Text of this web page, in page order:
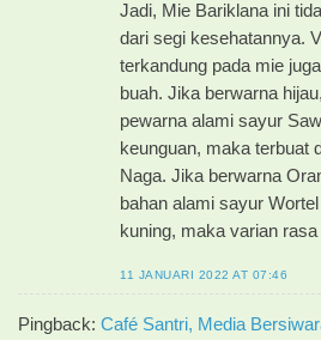
Jadi, Mie Bariklana ini
dari segi kesehatannya.
terkandung pada mie
buah. Jika berwarna
pewarna alami sayur
keunguan, maka terbuat
Naga. Jika berwarna
bahan alami sayur
kuning, maka varian
11 JANUARI 2022 AT 07:46
Pingback: Café Santri, Media